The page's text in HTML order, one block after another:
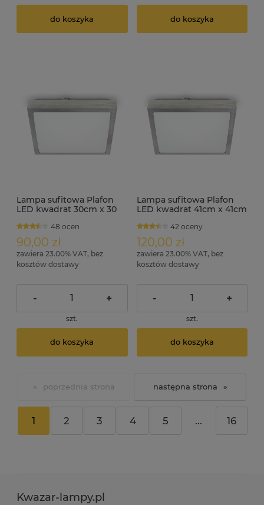
do koszyka do koszyka
Lampa sufitowa Plafon
LED kwadrat 30cm x 30
48 ocen
90,00 zł
zawiera 23.00% VAT, bez
kosztów dostawy
- +
szt.
do koszyka
Lampa sufitowa Plafon
LED kwadrat 41cm x 41cm
42 oceny
120,00 zł
zawiera 23.00% VAT, bez
kosztów dostawy
- +
szt.
do koszyka
«
1 2 3 4 5 ... 16
»
Kwazar-lampy.pl